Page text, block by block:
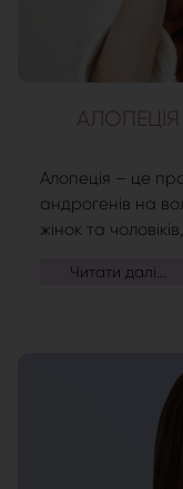
Алопеція – це
андрогенів на
жінок та
Читати далі...